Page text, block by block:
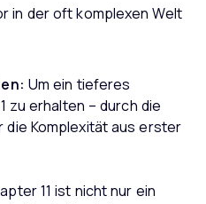
in der oft komplexen Welt
Um ein tieferes
zu erhalten – durch die
die Komplexität aus erster
11 ist nicht nur ein